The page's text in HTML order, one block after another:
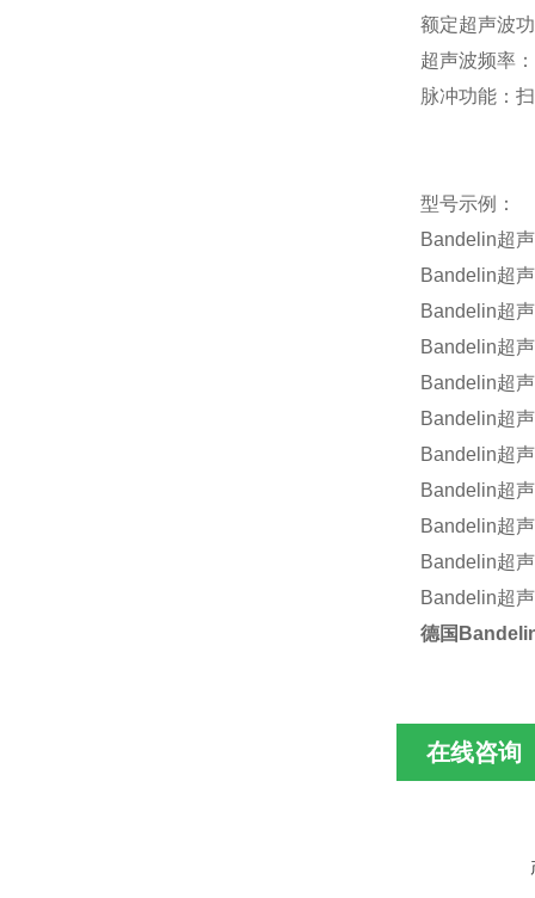
额定超声波
超声波频率：
脉冲功能：
型号示例：
Bandelin超
Bandelin超
Bandelin超
Bandelin超
Bandelin超
Bandelin超
Bandelin超
Bandelin超
Bandelin超
Bandelin超
Bandelin超
德国
在线咨询